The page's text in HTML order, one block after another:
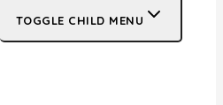
TOGGLE CHILD MENU